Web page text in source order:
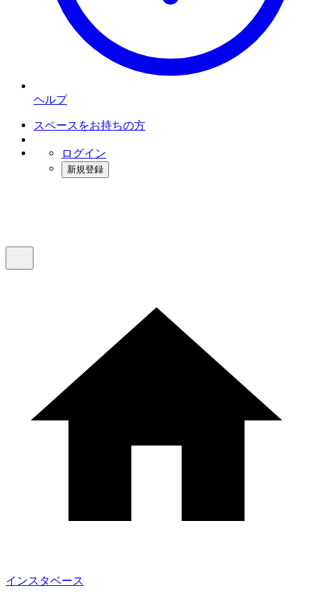
ヘルプ
スペースをお持ちの方
ログイン
新規登録
インスタベース